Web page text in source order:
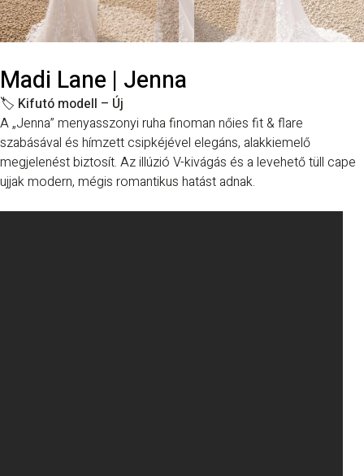
Madi Lane | Jenna
🏷️ Kifutó modell – Új
A „Jenna” menyasszonyi ruha finoman nőies fit & flare
szabásával és hímzett csipkéjével elegáns, alakkiemelő
megjelenést biztosít. Az illúzió V-kivágás és a levehető tüll cape
ujjak modern, mégis romantikus hatást adnak.